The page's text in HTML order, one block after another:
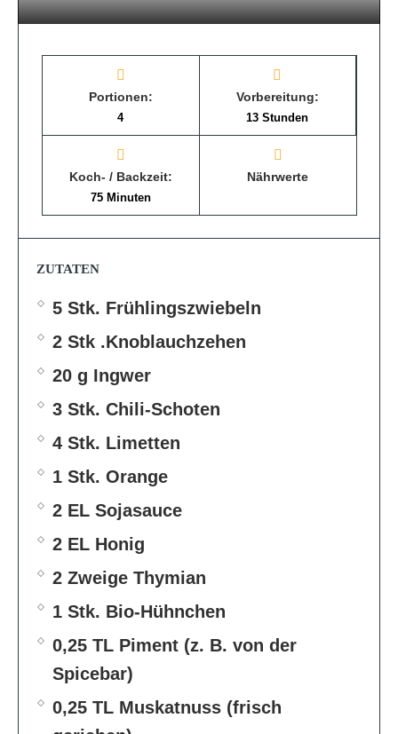
Portionen:
4
Vorbereitung:
13 Stunden
Koch- / Backzeit:
75 Minuten
Nährwerte
ZUTATEN
5 Stk. Frühlingszwiebeln
2 Stk .Knoblauchzehen
20 g Ingwer
3 Stk. Chili-Schoten
4 Stk. Limetten
1 Stk. Orange
2 EL Sojasauce
2 EL Honig
2 Zweige Thymian
1 Stk. Bio-Hühnchen
0,25 TL Piment (z. B. von der
Spicebar)
0,25 TL Muskatnuss (frisch